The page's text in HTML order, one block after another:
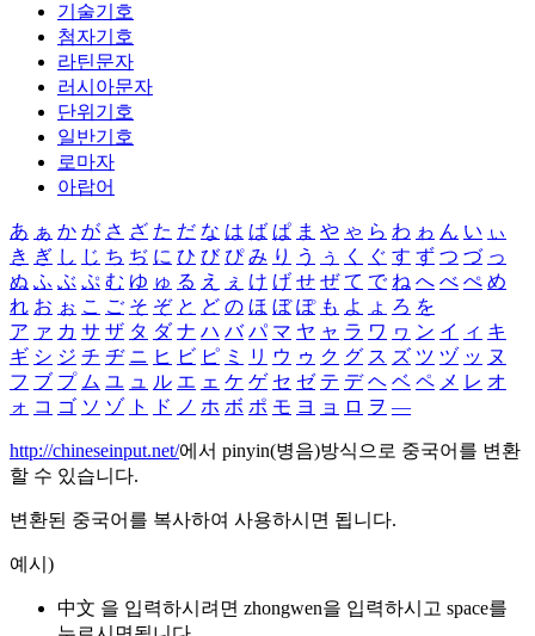
기술기호
첨자기호
라틴문자
러시아문자
단위기호
일반기호
로마자
아랍어
あ ぁ か が さ ざ た だ な は ば ぱ ま や ゃ ら わ ゎ ん い ぃ
き ぎ し じ ち ぢ に ひ び ぴ み り う ぅ く ぐ す ず つ づ っ
ぬ ふ ぶ ぷ む ゆ ゅ る え ぇ け げ せ ぜ て で ね へ べ ぺ め
れ お ぉ こ ご そ ぞ と ど の ほ ぼ ぽ も よ ょ ろ を
ア ァ カ サ ザ タ ダ ナ ハ バ パ マ ヤ ャ ラ ワ ヮ ン イ ィ キ
ギ シ ジ チ ヂ ニ ヒ ビ ピ ミ リ ウ ゥ ク グ ス ズ ツ ヅ ッ ヌ
フ ブ プ ム ユ ュ ル エ ェ ケ ゲ セ ゼ テ デ ヘ ベ ペ メ レ オ
ォ コ ゴ ソ ゾ ト ド ノ ホ ボ ポ モ ヨ ョ ロ ヲ ―
http://chineseinput.net/에서 pinyin(병음)방식으로 중국어를 변환
할 수 있습니다.
변환된 중국어를 복사하여 사용하시면 됩니다.
예시)
中文 을 입력하시려면 zhongwen을 입력하시고 space를